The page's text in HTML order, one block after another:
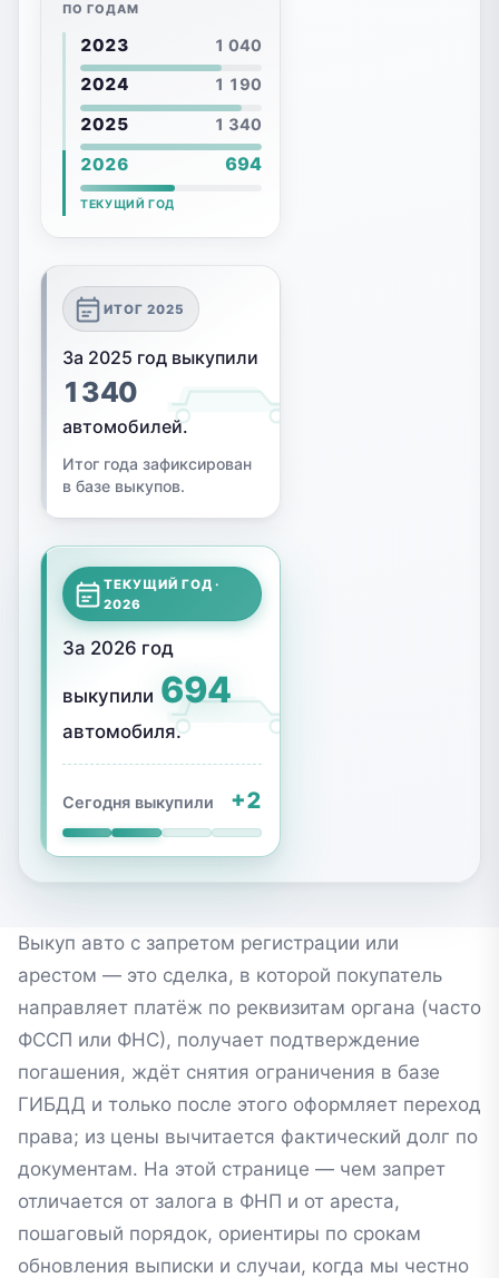
ПО ГОДАМ
2023 1 040
2024 1 190
2025 1 340
2026 694
ТЕКУЩИЙ ГОД
ИТОГ 2025
За 2025 год выкупили
1 340
автомобилей.
Итог года зафиксирован
в базе выкупов.
ТЕКУЩИЙ ГОД ·
2026
За 2026 год
выкупили 694
автомобиля.
Сегодня выкупили +2
Выкуп авто с запретом регистрации или
арестом — это сделка, в которой покупатель
направляет платёж по реквизитам органа (часто
ФССП или ФНС), получает подтверждение
погашения, ждёт снятия ограничения в базе
ГИБДД и только после этого оформляет переход
права; из цены вычитается фактический долг по
документам. На этой странице — чем запрет
отличается от залога в ФНП и от ареста,
пошаговый порядок, ориентиры по срокам
обновления выписки и случаи, когда мы честно